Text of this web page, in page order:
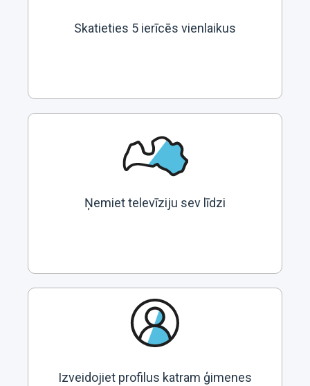
Skatieties 5 ierīcēs vienlaikus
Ņemiet televīziju sev līdzi
Izveidojiet profilus katram ģimenes